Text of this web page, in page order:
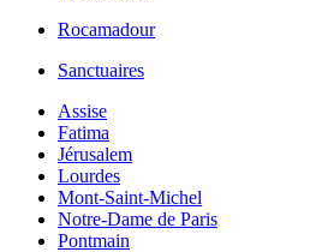
Rocamadour
Sanctuaires
Assise
Fatima
Jérusalem
Lourdes
Mont-Saint-Michel
Notre-Dame de Paris
Pontmain